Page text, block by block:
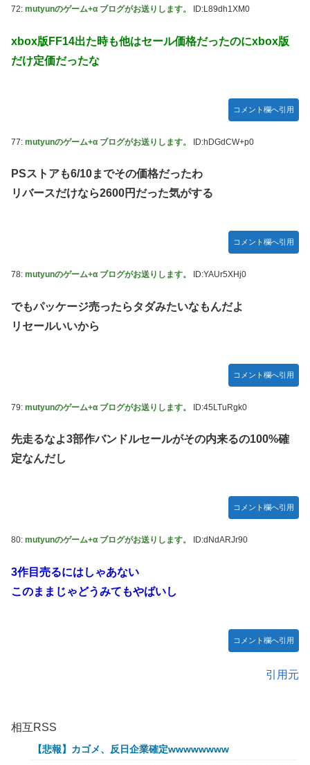
72: mutyunのゲーム+α ブログがお送りします。 ID:L89dh1XM0
xbox版FF14出た時も他はセール価格だったのにxbox版
だけ定価だったな
コメント欄へ引用
77: mutyunのゲーム+α ブログがお送りします。 ID:hDGdCW+p0
PSストアも6/10までその価格だったわ
リバースだけなら2600円だった気がする
コメント欄へ引用
78: mutyunのゲーム+α ブログがお送りします。 ID:YAUr5XHj0
でもパッケージ売ったらタダみたいなもんだよ
リセールいいから
コメント欄へ引用
79: mutyunのゲーム+α ブログがお送りします。 ID:45LTuRgk0
先走るなよ3部作バンドルセールがその内来るの100%確
定なんだし
コメント欄へ引用
80: mutyunのゲーム+α ブログがお送りします。 ID:dNdARJr90
3作目売るにはしゃあない
このままじゃどうみてもやばいし
コメント欄へ引用
引用元
相互RSS
【悲報】カゴメ、反日企業確定wwwwwwww